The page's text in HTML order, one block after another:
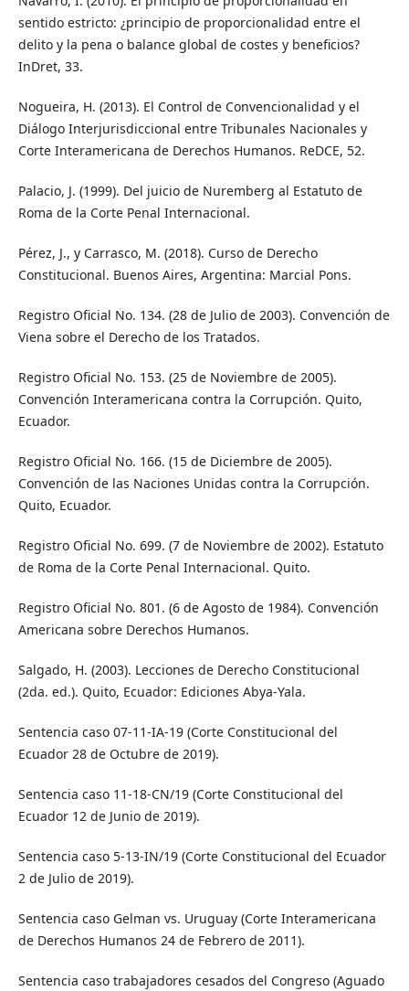
sentido estricto: ¿principio de proporcionalidad entre el
delito y la pena o balance global de costes y beneficios?
InDret, 33.
Nogueira, H. (2013). El Control de Convencionalidad y el
Diálogo Interjurisdiccional entre Tribunales Nacionales y
Corte Interamericana de Derechos Humanos. ReDCE, 52.
Palacio, J. (1999). Del juicio de Nuremberg al Estatuto de
Roma de la Corte Penal Internacional.
Pérez, J., y Carrasco, M. (2018). Curso de Derecho
Constitucional. Buenos Aires, Argentina: Marcial Pons.
Registro Oficial No. 134. (28 de Julio de 2003). Convención de
Viena sobre el Derecho de los Tratados.
Registro Oficial No. 153. (25 de Noviembre de 2005).
Convención Interamericana contra la Corrupción. Quito,
Ecuador.
Registro Oficial No. 166. (15 de Diciembre de 2005).
Convención de las Naciones Unidas contra la Corrupción.
Quito, Ecuador.
Registro Oficial No. 699. (7 de Noviembre de 2002). Estatuto
de Roma de la Corte Penal Internacional. Quito.
Registro Oficial No. 801. (6 de Agosto de 1984). Convención
Americana sobre Derechos Humanos.
Salgado, H. (2003). Lecciones de Derecho Constitucional
(2da. ed.). Quito, Ecuador: Ediciones Abya-Yala.
Sentencia caso 07-11-IA-19 (Corte Constitucional del
Ecuador 28 de Octubre de 2019).
Sentencia caso 11-18-CN/19 (Corte Constitucional del
Ecuador 12 de Junio de 2019).
Sentencia caso 5-13-IN/19 (Corte Constitucional del Ecuador
2 de Julio de 2019).
Sentencia caso Gelman vs. Uruguay (Corte Interamericana
de Derechos Humanos 24 de Febrero de 2011).
Sentencia caso trabajadores cesados del Congreso (Aguado